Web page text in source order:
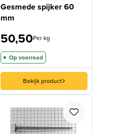
Gesmede spijker 60
mm
50,50Per kg
Op voorraad
Bekijk product